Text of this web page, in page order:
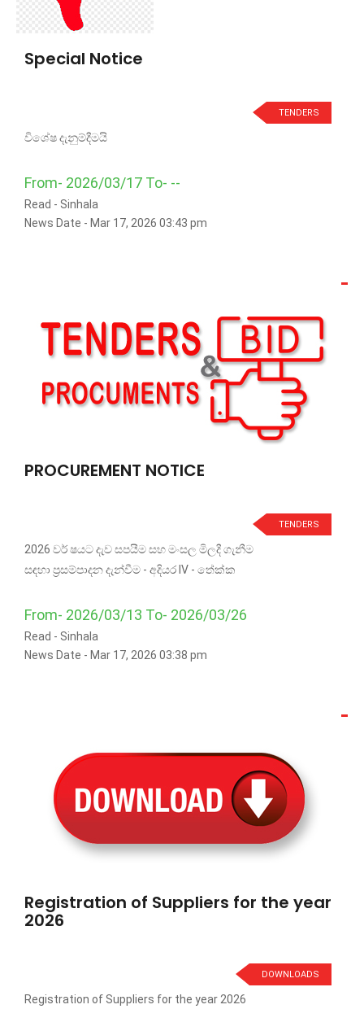
Special Notice
TENDERS
විශේෂ දැනුම්දීමයි
From- 2026/03/17 To- --
Read - Sinhala
News Date - Mar 17, 2026 03:43 pm
PROCUREMENT NOTICE
TENDERS
2026 වර් ෂයට දැව සපයීම සහ මංසල මිලදී ගැනීම
සඳහා ප්‍රසම්පාදන දැන්වීම - අදියර IV - තේක්ක
From- 2026/03/13 To- 2026/03/26
Read - Sinhala
News Date - Mar 17, 2026 03:38 pm
Registration of Suppliers for the year
2026
DOWNLOADS
Registration of Suppliers for the year 2026